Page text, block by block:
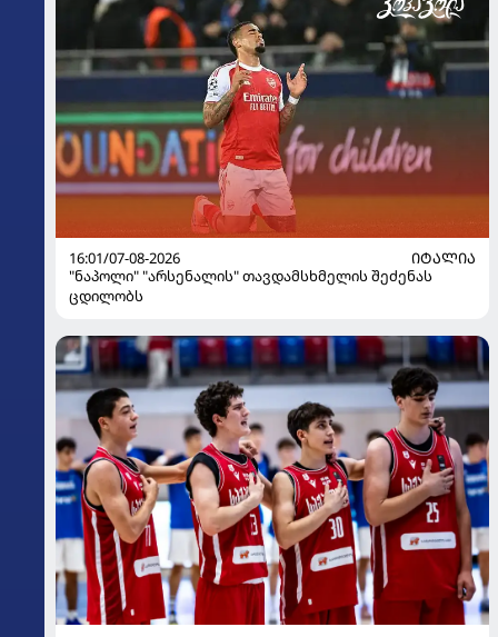
16:01/07-08-2026
ᲘᲢᲐᲚᲘᲐ
"ნაპოლი" "არსენალის" თავდამსხმელის შეძენას
ცდილობს